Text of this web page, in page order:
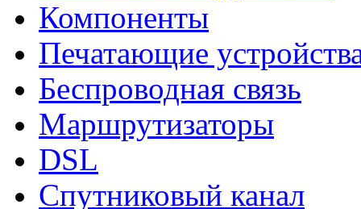
Компоненты
Печатающие
Беспроводная связь
Маршрутизаторы
DSL
Спутниковый канал